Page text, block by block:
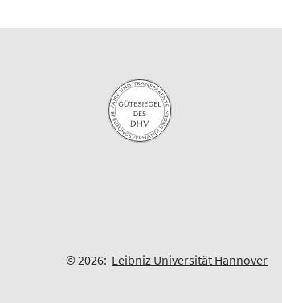
© 2026: Leibniz Universität Hannover